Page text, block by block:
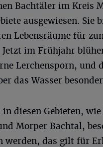
Bachtäler im Kreis
ausgewiesen. Sie
Lebensräume für
im Frühjahr
Lerchensporn, und
das Wasser
in diesen Gebieten,
Morper Bachtal,
werden, das gilt für